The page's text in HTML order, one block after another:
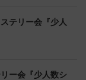
テリー会『少人
ー会『少人数シ